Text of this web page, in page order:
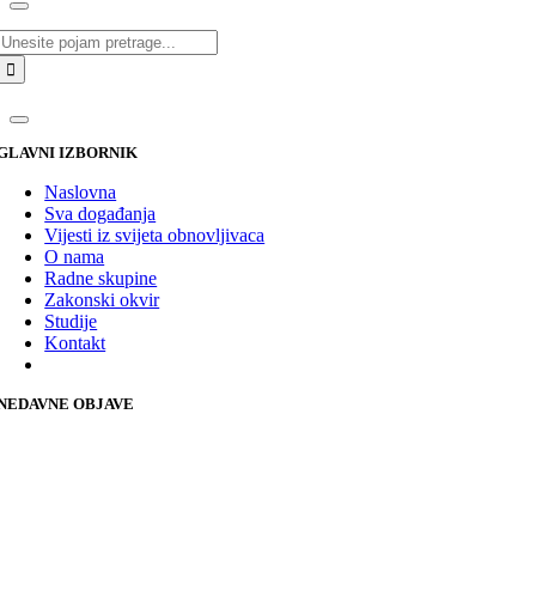
IZBORNIK
Naslovna
Sva događanja
Vijesti iz svijeta obnovljivaca
O nama
Radne skupine
Zakonski okvir
Studije
Kontakt
OBJAVE